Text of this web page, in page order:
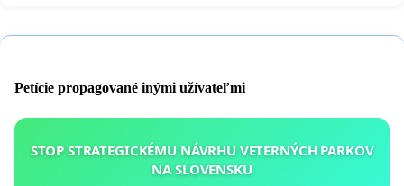
Petície propagované inými užívateľmi
STOP STRATEGICKÉMU NÁVRHU VETERNÝCH PARKOV
NA SLOVENSKU